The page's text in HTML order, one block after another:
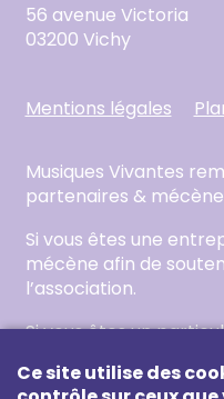
56 avenue Victoria
03200 Vichy
Mentions légales
Musiques Vivantes
partenaires &
Si vous êtes une
mécène afin de
l’association.
Si vous êtes un
Ce site utilise des